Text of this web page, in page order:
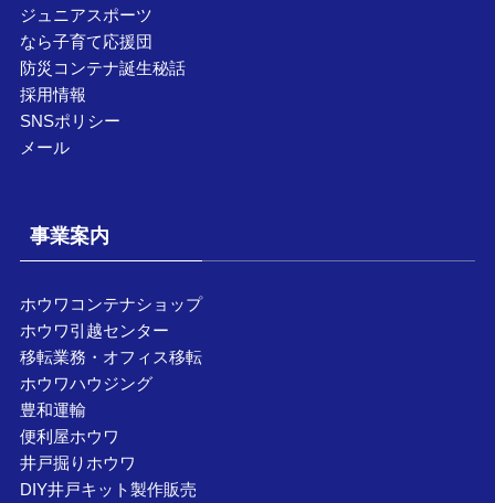
ジュニアスポーツ
なら子育て応援団
防災コンテナ誕生秘話
採用情報
SNSポリシー
メール
事業案内
ホウワコンテナショップ
ホウワ引越センター
移転業務・オフィス移転
ホウワハウジング
豊和運輸
便利屋ホウワ
井戸掘りホウワ
DIY井戸キット製作販売